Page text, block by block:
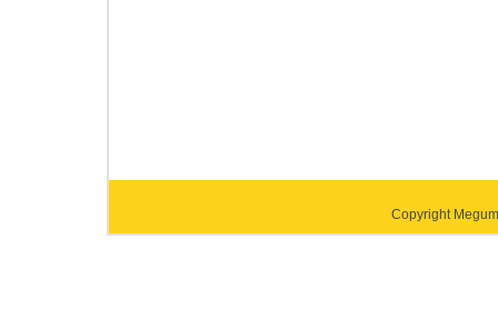
Copyright